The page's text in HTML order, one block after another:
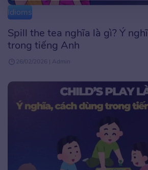
Idioms
Spill the tea nghĩa là gì? Ý
trong tiếng Anh
26/02/2026 | Admin